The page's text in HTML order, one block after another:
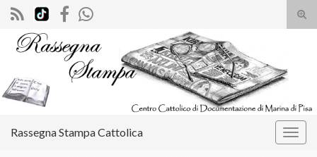
il
Search for:
Rassegna Stampa Cattolica